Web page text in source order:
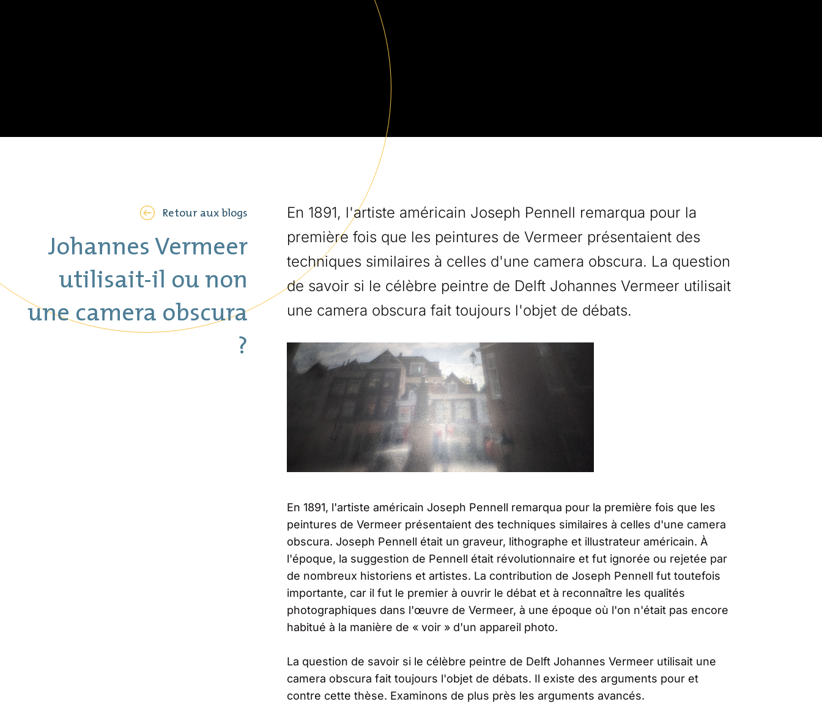
Retour aux blogs
Johannes Vermeer
utilisait-il ou non
une camera obscura
?
En 1891, l'artiste américain Joseph Pennell remarqua pour la
première fois que les peintures de Vermeer présentaient des
techniques similaires à celles d'une camera obscura. La question
de savoir si le célèbre peintre de Delft Johannes Vermeer utilisait
une camera obscura fait toujours l'objet de débats.
En 1891, l'artiste américain Joseph Pennell remarqua pour la première fois que les
peintures de Vermeer présentaient des techniques similaires à celles d'une camera
obscura. Joseph Pennell était un graveur, lithographe et illustrateur américain. À
l'époque, la suggestion de Pennell était révolutionnaire et fut ignorée ou rejetée par
de nombreux historiens et artistes. La contribution de Joseph Pennell fut toutefois
importante, car il fut le premier à ouvrir le débat et à reconnaître les qualités
photographiques dans l'œuvre de Vermeer, à une époque où l'on n'était pas encore
habitué à la manière de « voir » d'un appareil photo.
La question de savoir si le célèbre peintre de Delft Johannes Vermeer utilisait une
camera obscura fait toujours l'objet de débats. Il existe des arguments pour et
contre cette thèse. Examinons de plus près les arguments avancés.